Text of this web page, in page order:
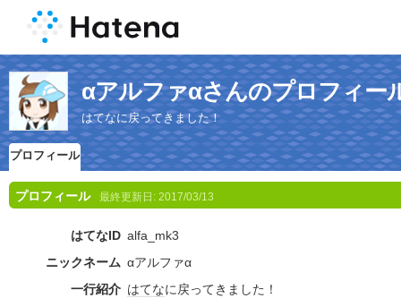
αアルファαさんのプロフィー
はてなに戻ってきました！
プロフィール
プロフィール 最終更新日: 2017/03/13
はてなID alfa_mk3
ニックネーム αアルファα
一行紹介 はてなに戻ってきました！